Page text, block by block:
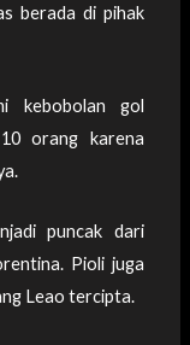
berada di pihak
kebobolan gol
orang karena
puncak dari
Pioli juga
Leao tercipta.